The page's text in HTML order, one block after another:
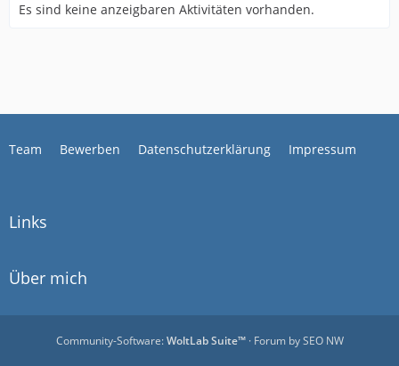
Es sind keine anzeigbaren Aktivitäten vorhanden.
Team Bewerben Datenschutzerklärung Impressum
Links
Über mich
Community-Software:WoltLab Suite™· Forum bySEO NW